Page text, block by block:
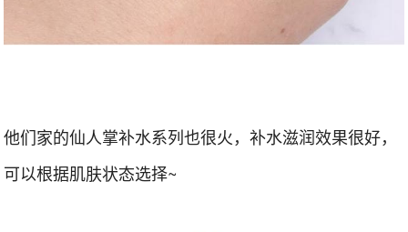
他们家的仙人掌补水系列也很火，补水滋润效果很好，
可以根据肌肤状态选择~